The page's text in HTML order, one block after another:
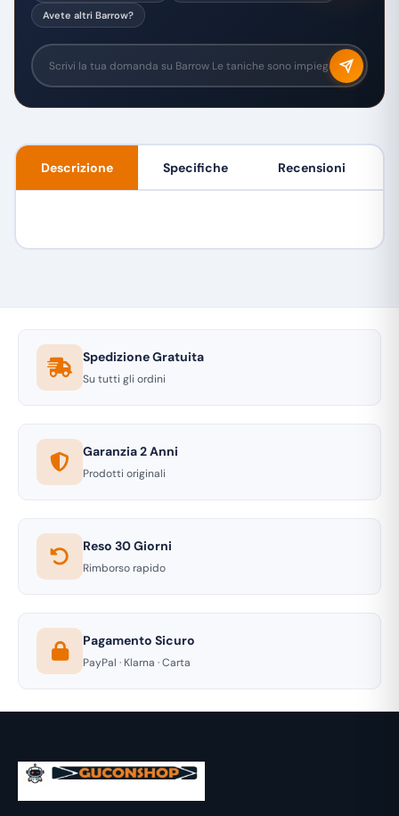
Avete altri Barrow?
Descrizione Specifiche Recensioni
Spedizione Gratuita
Su tutti gli ordini
Garanzia 2 Anni
Prodotti originali
Reso 30 Giorni
Rimborso rapido
Pagamento Sicuro
PayPal · Klarna · Carta